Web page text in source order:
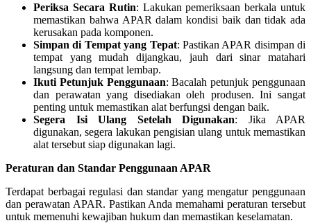
Periksa Secara Rutin: Lakukan pemeriksaan berkala untuk
memastikan bahwa APAR dalam kondisi baik dan tidak ada
kerusakan pada komponen.
Simpan di Tempat yang Tepat: Pastikan APAR disimpan di
tempat yang mudah dijangkau, jauh dari sinar matahari
langsung dan tempat lembap.
Ikuti Petunjuk Penggunaan: Bacalah petunjuk penggunaan
dan perawatan yang disediakan oleh produsen. Ini sangat
penting untuk memastikan alat berfungsi dengan baik.
Segera Isi Ulang Setelah Digunakan: Jika APAR
digunakan, segera lakukan pengisian ulang untuk memastikan
alat tersebut siap digunakan lagi.
Peraturan dan Standar Penggunaan APAR
Terdapat berbagai regulasi dan standar yang mengatur penggunaan
dan perawatan APAR. Pastikan Anda memahami peraturan tersebut
untuk memenuhi kewajiban hukum dan memastikan keselamatan.